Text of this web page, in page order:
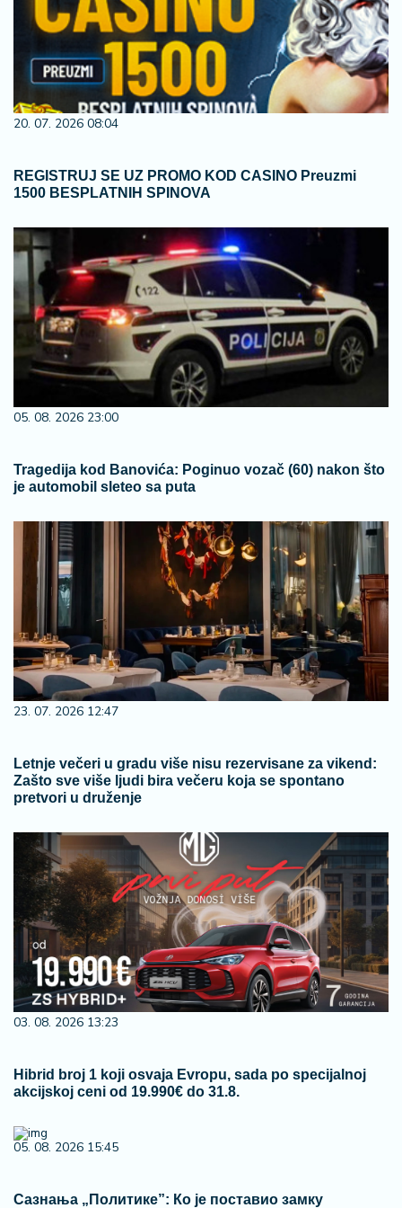
20. 07. 2026 08:04
REGISTRUJ SE UZ PROMO KOD CASINO Preuzmi
1500 BESPLATNIH SPINOVA
05. 08. 2026 23:00
Tragedija kod Banovića: Poginuo vozač (60) nakon što
je automobil sleteo sa puta
23. 07. 2026 12:47
Letnje večeri u gradu više nisu rezervisane za vikend:
Zašto sve više ljudi bira večeru koja se spontano
pretvori u druženje
03. 08. 2026 13:23
Hibrid broj 1 koji osvaja Evropu, sada po specijalnoj
akcijskoj ceni od 19.990€ do 31.8.
05. 08. 2026 15:45
Сазнања „Политике”: Ко је поставио замку